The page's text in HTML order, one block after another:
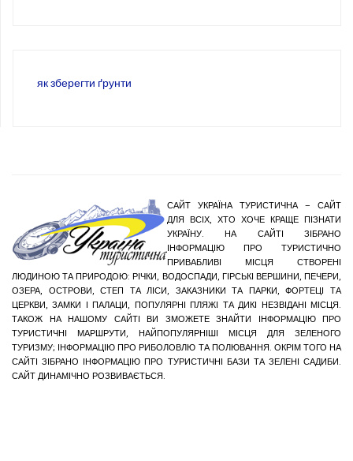
як зберегти ґрунти
САЙТ УКРАЇНА ТУРИСТИЧНА – САЙТ
ДЛЯ ВСІХ, ХТО ХОЧЕ КРАЩЕ ПІЗНАТИ
УКРАЇНУ. НА САЙТІ ЗІБРАНО
ІНФОРМАЦІЮ ПРО ТУРИСТИЧНО
ПРИВАБЛИВІ МІСЦЯ СТВОРЕНІ
ЛЮДИНОЮ ТА ПРИРОДОЮ: РІЧКИ, ВОДОСПАДИ, ГІРСЬКІ ВЕРШИНИ, ПЕЧЕРИ,
ОЗЕРА, ОСТРОВИ, СТЕП ТА ЛІСИ, ЗАКАЗНИКИ ТА ПАРКИ, ФОРТЕЦІ ТА
ЦЕРКВИ, ЗАМКИ І ПАЛАЦИ, ПОПУЛЯРНІ ПЛЯЖІ ТА ДИКІ НЕЗВІДАНІ МІСЦЯ.
ТАКОЖ НА НАШОМУ САЙТІ ВИ ЗМОЖЕТЕ ЗНАЙТИ ІНФОРМАЦІЮ ПРО
ТУРИСТИЧНІ МАРШРУТИ, НАЙПОПУЛЯРНІШІ МІСЦЯ ДЛЯ ЗЕЛЕНОГО
ТУРИЗМУ; ІНФОРМАЦІЮ ПРО РИБОЛОВЛЮ ТА ПОЛЮВАННЯ. ОКРІМ ТОГО НА
САЙТІ ЗІБРАНО ІНФОРМАЦІЮ ПРО ТУРИСТИЧНІ БАЗИ ТА ЗЕЛЕНІ САДИБИ.
САЙТ ДИНАМІЧНО РОЗВИВАЄТЬСЯ.